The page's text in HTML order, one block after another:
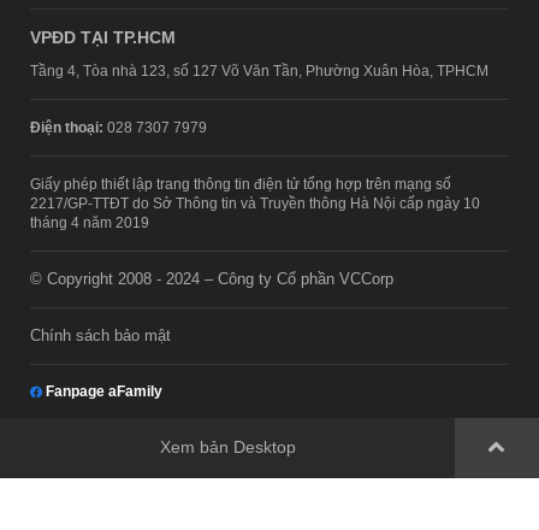
VPĐD TẠI TP.HCM
Tầng 4, Tòa nhà 123, số 127 Võ Văn Tần, Phường Xuân Hòa, TPHCM
Điện thoại: 028 7307 7979
Giấy phép thiết lập trang thông tin điện tử tổng hợp trên mạng số
2217/GP-TTĐT do Sở Thông tin và Truyền thông Hà Nội cấp ngày 10
tháng 4 năm 2019
© Copyright 2008 - 2024 – Công ty Cổ phần VCCorp
Chính sách bảo mật
Fanpage aFamily
Xem bản Desktop